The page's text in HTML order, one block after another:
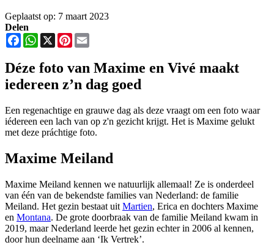
Geplaatst op: 7 maart 2023
Delen
FacebookWhatsApp
X Pinterest
Déze foto van Maxime en Vivé maakt
iedereen z’n dag goed
Een regenachtige en grauwe dag als deze vraagt om een foto waar
iédereen een lach van op z'n gezicht krijgt. Het is Maxime gelukt
met deze práchtige foto.
Maxime Meiland
Maxime Meiland kennen we natuurlijk allemaal! Ze is onderdeel
van één van de bekendste families van Nederland: de familie
Meiland. Het gezin bestaat uit Martien, Erica en dochters Maxime
en Montana. De grote doorbraak van de familie Meiland kwam in
2019, maar Nederland leerde het gezin echter in 2006 al kennen,
door hun deelname aan ‘Ik Vertrek’.